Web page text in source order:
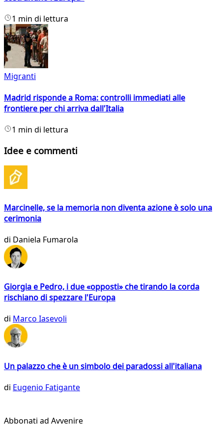
1 min di lettura
Migranti
Madrid risponde a Roma: controlli immediati alle
frontiere per chi arriva dall'Italia
1 min di lettura
Idee e commenti
Marcinelle, se la memoria non diventa azione è solo una
cerimonia
di Daniela Fumarola
Giorgia e Pedro, i due «opposti» che tirando la corda
rischiano di spezzare l'Europa
di Marco Iasevoli
Un palazzo che è un simbolo dei paradossi all'italiana
di Eugenio Fatigante
Abbonati ad Avvenire